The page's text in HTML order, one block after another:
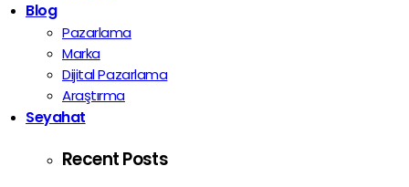
Blog
Pazarlama
Marka
Dijital Pazarlama
Araştırma
Seyahat
Recent Posts